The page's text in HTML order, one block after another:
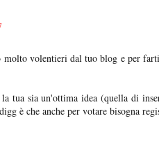
molto volentieri dal tuo blog e per
tua sia un'ottima idea (quella di
è che anche per votare bisogna